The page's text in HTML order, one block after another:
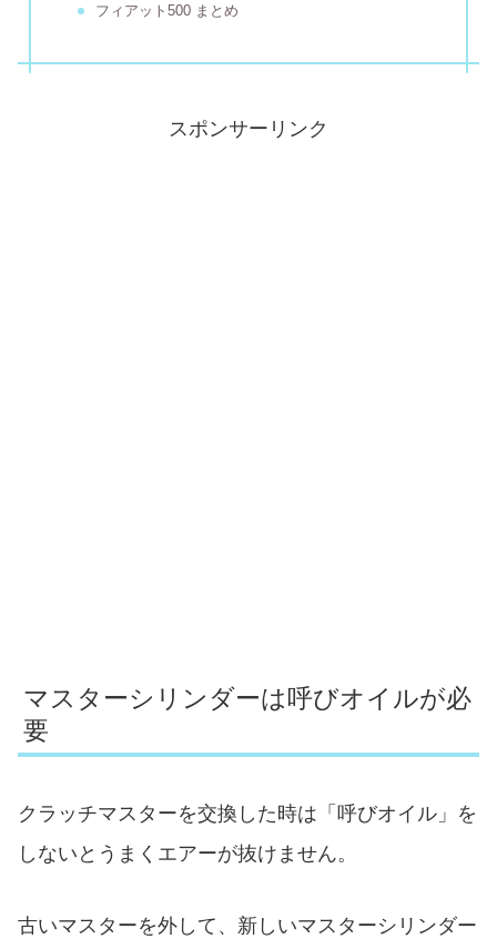
フィアット500 まとめ
スポンサーリンク
マスターシリンダーは呼びオイルが必
要
クラッチマスターを交換した時は「呼びオイル」を
しないとうまくエアーが抜けません。
古いマスターを外して、新しいマスターシリンダー